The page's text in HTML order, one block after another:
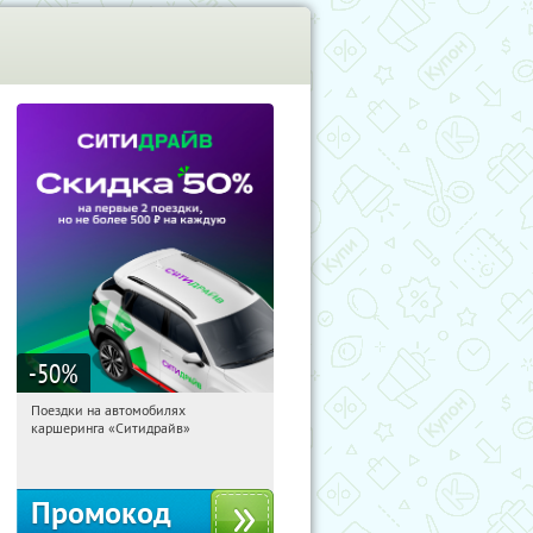
-50%
14:42:53
Получи первым!
Поездки на автомобилях
каршеринга «Ситидрайв»
Промокод